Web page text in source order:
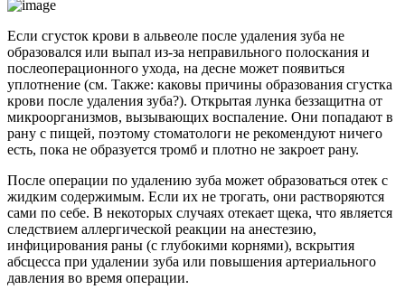
Если сгусток крови в альвеоле после удаления зуба не
образовался или выпал из-за неправильного полоскания и
послеоперационного ухода, на десне может появиться
уплотнение (см. Также: каковы причины образования сгустка
крови после удаления зуба?). Открытая лунка беззащитна от
микроорганизмов, вызывающих воспаление. Они попадают в
рану с пищей, поэтому стоматологи не рекомендуют ничего
есть, пока не образуется тромб и плотно не закроет рану.
После операции по удалению зуба может образоваться отек с
жидким содержимым. Если их не трогать, они растворяются
сами по себе. В некоторых случаях отекает щека, что является
следствием аллергической реакции на анестезию,
инфицирования раны (с глубокими корнями), вскрытия
абсцесса при удалении зуба или повышения артериального
давления во время операции.